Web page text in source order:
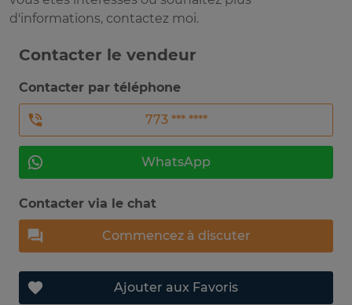
d'informations, contactez moi.
Contacter le vendeur
Contacter par téléphone
773 *** ****
WhatsApp
Contacter via le chat
Commencez à discuter
Ajouter aux Favoris